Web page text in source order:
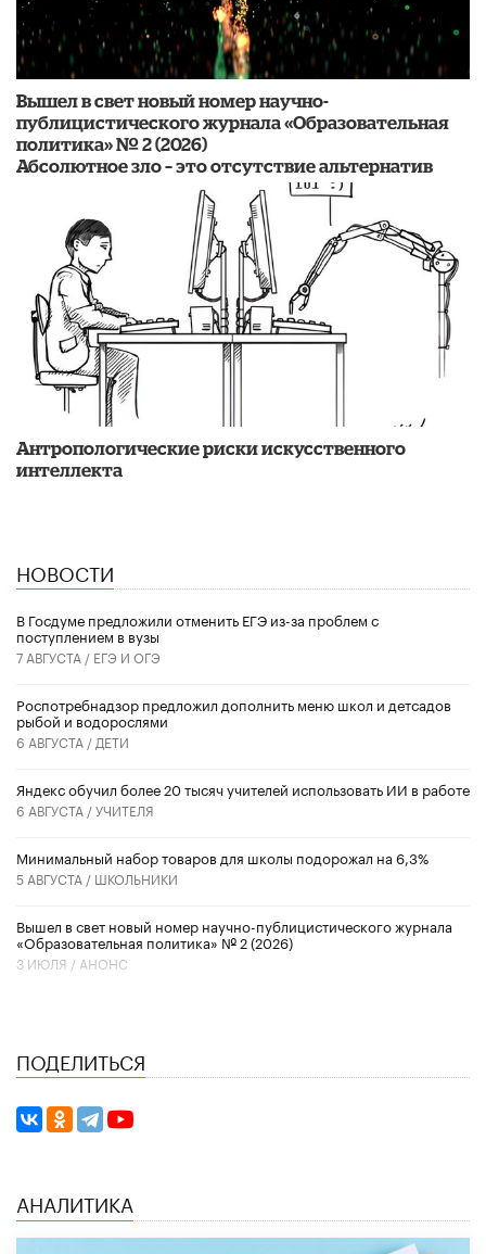
Вышел в свет новый номер научно-
публицистического журнала «Образовательная
политика» № 2 (2026)
Абсолютное зло – это отсутствие альтернатив
Антропологические риски искусственного
интеллекта
НОВОСТИ
В Госдуме предложили отменить ЕГЭ из-за проблем с
поступлением в вузы
7 АВГУСТА / ЕГЭ И ОГЭ
Роспотребнадзор предложил дополнить меню школ и детсадов
рыбой и водорослями
6 АВГУСТА / ДЕТИ
​Яндекс обучил более 20 тысяч учителей использовать ИИ в работе
6 АВГУСТА /УЧИТЕЛЯ
Минимальный набор товаров для школы подорожал на 6,3%
5 АВГУСТА / ШКОЛЬНИКИ
Вышел в свет новый номер научно-публицистического журнала
«Образовательная политика» № 2 (2026)
3 ИЮЛЯ / АНОНС
ПОДЕЛИТЬСЯ
АНАЛИТИКА